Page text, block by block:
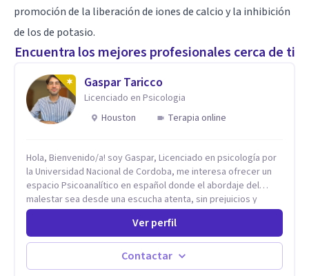
promoción de la liberación de iones de calcio y la inhibición
de los de potasio.
Encuentra los mejores profesionales cerca de ti
Gaspar Taricco
Licenciado en Psicologia
Houston
Terapia online
Hola, Bienvenido/a! soy Gaspar, Licenciado en psicología por
la Universidad Nacional de Cordoba, me interesa ofrecer un
espacio Psicoanalítico en español donde el abordaje del
malestar sea desde una escucha atenta, sin prejuicios y
rescatando lo singular de cada caso, sin caer en etiquetas.
Considero que todas las personas en algún momento pueden
sufrir y cada una por cuestiones particulares, es en mi
espacio donde se le dará un lugar a esas cuestiones
singulares de cada uno, para luego generar cambios. Soy una
Ver perfil
Contactar